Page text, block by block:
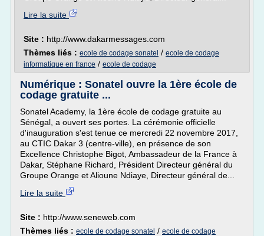
Lire la suite
Site : http://www.dakarmessages.com
Thèmes liés : ecole de codage sonatel / ecole de codage
informatique en france / ecole de codage
Numérique : Sonatel ouvre la 1ère école de
codage gratuite ...
Sonatel Academy, la 1ère école de codage gratuite au
Sénégal, a ouvert ses portes. La cérémonie officielle
d'inauguration s'est tenue ce mercredi 22 novembre 2017,
au CTIC Dakar 3 (centre-ville), en présence de son
Excellence Christophe Bigot, Ambassadeur de la France à
Dakar, Stéphane Richard, Président Directeur général du
Groupe Orange et Alioune Ndiaye, Directeur général de...
Lire la suite
Site : http://www.seneweb.com
Thèmes liés : ecole de codage sonatel / ecole de codage